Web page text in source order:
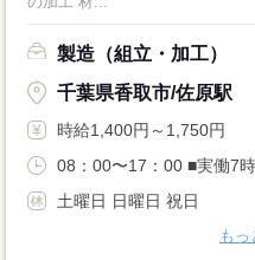
製造（組立・加工）
千葉県香取市/佐原駅
時給1,400円～1,750円
08：00〜17：00 ■実働7
土曜日 日曜日 祝日
もっ